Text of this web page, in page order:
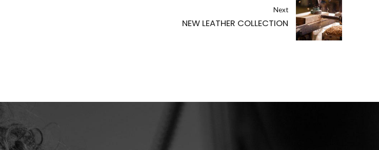
Next
NEW LEATHER COLLECTION